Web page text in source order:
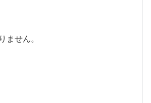
せん。